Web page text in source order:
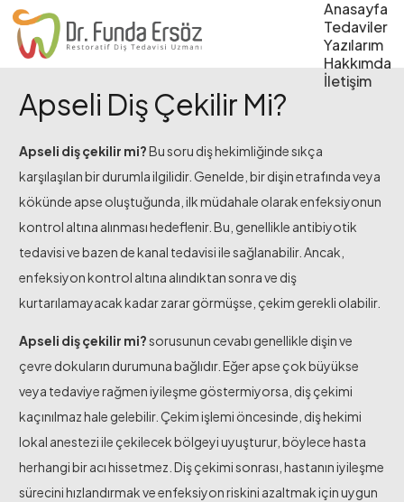
Anasayfa
Tedaviler
Yazılarım
Hakkımda
İletişim
Apseli Diş Çekilir Mi?
Apseli diş çekilir mi?Bu soru diş hekimliğinde sıkça
karşılaşılan bir durumla ilgilidir. Genelde, bir dişin etrafında veya
kökünde apse oluştuğunda, ilk müdahale olarak enfeksiyonun
kontrol altına alınması hedeflenir. Bu, genellikle antibiyotik
tedavisi ve bazen de kanal tedavisi ile sağlanabilir. Ancak,
enfeksiyon kontrol altına alındıktan sonra ve diş
kurtarılamayacak kadar zarar görmüşse, çekim gerekli olabilir.
Apseli diş çekilir mi?sorusunun cevabı genellikle dişin ve
çevre dokuların durumuna bağlıdır. Eğer apse çok büyükse
veya tedaviye rağmen iyileşme göstermiyorsa, diş çekimi
kaçınılmaz hale gelebilir. Çekim işlemi öncesinde, diş hekimi
lokal anestezi ile çekilecek bölgeyi uyuşturur, böylece hasta
herhangi bir acı hissetmez. Diş çekimi sonrası, hastanın iyileşme
sürecini hızlandırmak ve enfeksiyon riskini azaltmak için uygun